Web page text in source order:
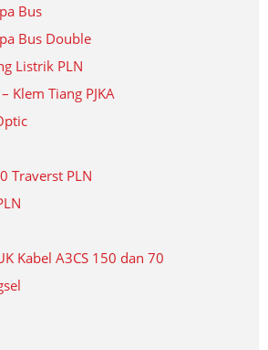
Bus
Bus Double
Listrik PLN
Klem Tiang PJKA
Traverst PLN
Kabel A3CS 150 dan 70